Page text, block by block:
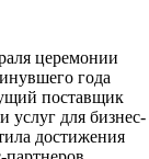
церемонии
года
поставщик
услуг для бизнес-
достижения